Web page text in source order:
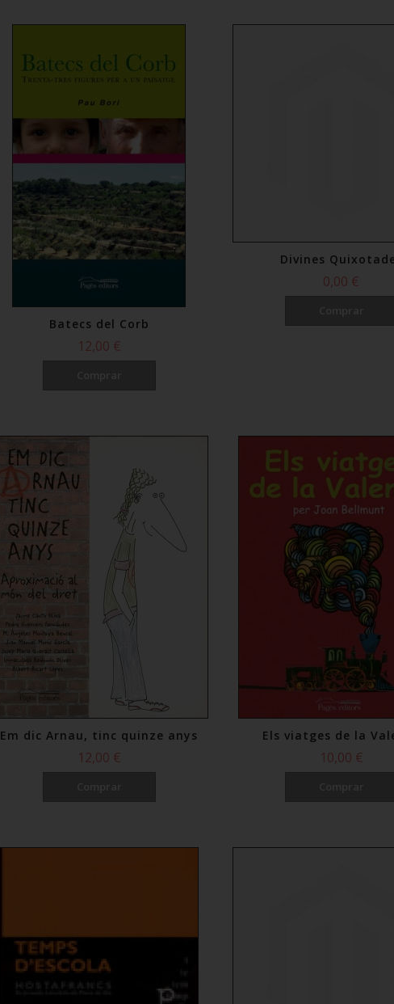
Batecs del Corb
12,00 €
Divines
0,00 €
Em dic Arnau, tinc quinze anys
12,00 €
Els viatges de la
10,00 €